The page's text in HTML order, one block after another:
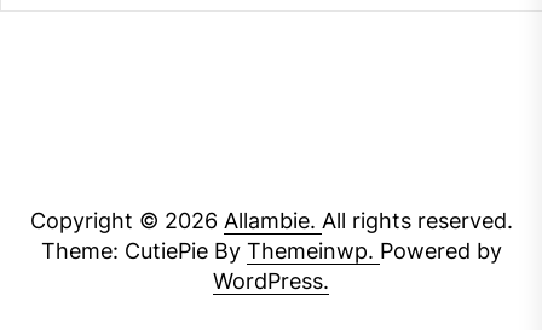
Copyright © 2026 Allambie. All rights reserved.
Theme: CutiePie By Themeinwp. Powered by
WordPress.